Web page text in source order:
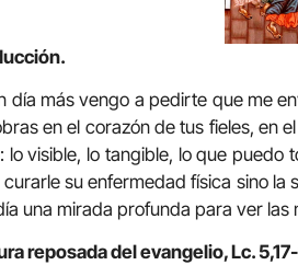
día más vengo a pedirte que me
en el corazón de tus fieles, en
lo visible, lo tangible, lo que puedo
curarle su enfermedad física sino la
una mirada profunda para ver
reposada del evangelio, Lc.